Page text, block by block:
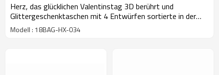
Herz, das glücklichen Valentinstag 3D berührt und
Glittergeschenktaschen mit 4 Entwürfen sortierte in der
Tongle Verpackung
Modell : 18BAG-HX-034